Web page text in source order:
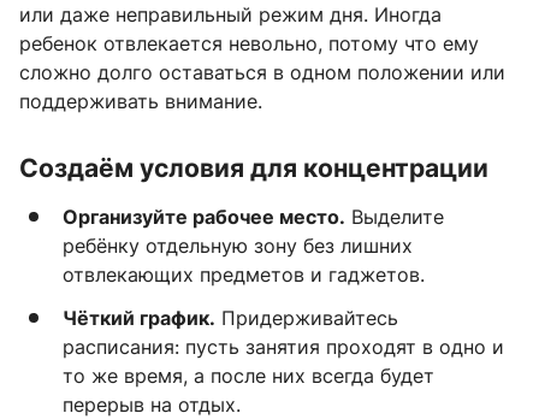
или даже неправильный режим дня. Иногда
ребенок отвлекается невольно, потому что ему
сложно долго оставаться в одном положении или
поддерживать внимание.
Создаём условия для концентрации
Организуйте рабочее место. Выделите
ребёнку отдельную зону без лишних
отвлекающих предметов и гаджетов.
Чёткий график. Придерживайтесь
расписания: пусть занятия проходят в одно и
то же время, а после них всегда будет
перерыв на отдых.